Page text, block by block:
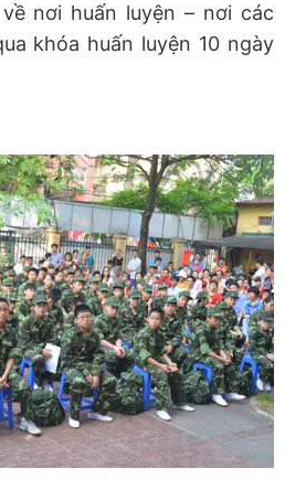
nơi huấn luyện – nơi các
khóa huấn luyện 10 ngày